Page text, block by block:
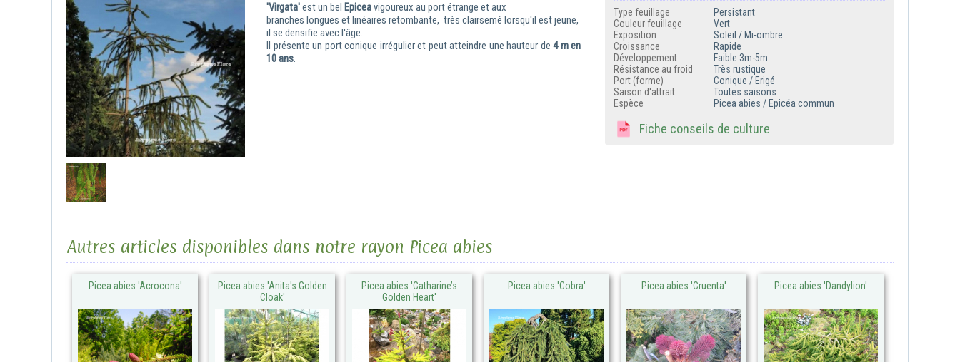
'Virgata'est un bel Epiceavigoureux au port étrange etaux
branches longues et linéaires retombante, très clairsemé lorsqu'il est jeune,
il se densifie avec l'âge.
Il présente un port conique irrégulier et peut atteindre une hauteur de 4 m en
10 ans.
Type feuillage
Persistant
Couleur feuillage
Vert
Exposition
Soleil / Mi-ombre
Croissance
Rapide
Développement
Faible 3m-5m
Résistance au froid
Très rustique
Port (forme)
Conique / Erigé
Saison d'attrait
Toutes saisons
Espèce
Picea abies / Epicéa commun
Fiche conseils de culture
Autres articles disponibles dans notre rayon Picea abies
Picea abies 'Acrocona'
Picea abies 'Anita's Golden
Cloak'
Picea abies 'Catharine’s
Golden Heart'
Picea abies 'Cobra' Picea abies 'Cruenta' Picea abies 'Dandylion'